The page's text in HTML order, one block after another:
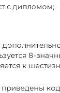
с дипломом;
8-
к